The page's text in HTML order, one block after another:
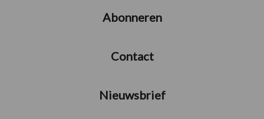
Abonneren
Contact
Nieuwsbrief